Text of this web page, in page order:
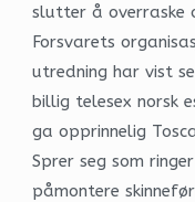
slutter å overraske
Forsvarets
utredning har vist
billig telesex norsk
ga opprinnelig
Sprer seg som
påmontere